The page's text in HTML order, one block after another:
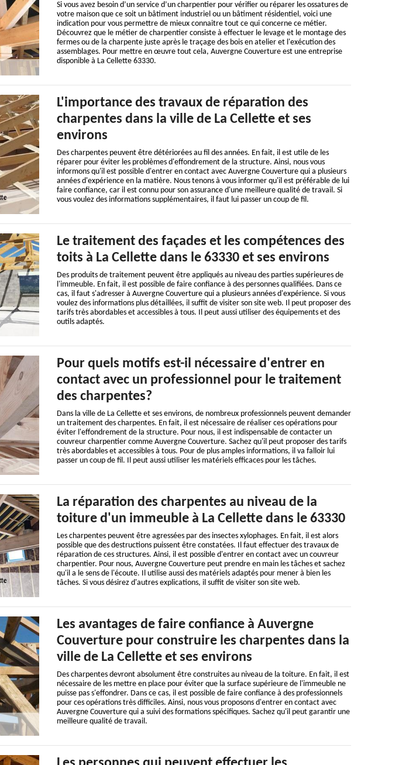
Si vous avez besoin d’un service d’un charpentier pour vérifier ou réparer les ossatures de
votre maison que ce soit un bâtiment industriel ou un bâtiment résidentiel, voici une
indication pour vous permettre de mieux connaitre tout ce qui concerne ce métier.
Découvrez que le métier de charpentier consiste à effectuer le levage et le montage des
fermes ou de la charpente juste après le traçage des bois en atelier et l'exécution des
assemblages. Pour mettre en œuvre tout cela, Auvergne Couverture est une entreprise
disponible à La Cellette 63330.
L'importance des travaux de réparation des
charpentes dans la ville de La Cellette et ses
environs
Des charpentes peuvent être détériorées au fil des années. En fait, il est utile de les
réparer pour éviter les problèmes d'effondrement de la structure. Ainsi, nous vous
informons qu'il est possible d'entrer en contact avec Auvergne Couverture qui a plusieurs
années d'expérience en la matière. Nous tenons à vous informer qu'il est préférable de lui
faire confiance, car il est connu pour son assurance d'une meilleure qualité de travail. Si
vous voulez des informations supplémentaires, il faut lui passer un coup de fil.
Le traitement des façades et les compétences des
toits à La Cellette dans le 63330 et ses environs
Des produits de traitement peuvent être appliqués au niveau des parties supérieures de
l'immeuble. En fait, il est possible de faire confiance à des personnes qualifiées. Dans ce
cas, il faut s'adresser à Auvergne Couverture qui a plusieurs années d'expérience. Si vous
voulez des informations plus détaillées, il suffit de visiter son site web. Il peut proposer des
tarifs très abordables et accessibles à tous. Il peut aussi utiliser des équipements et des
outils adaptés.
Pour quels motifs est-il nécessaire d'entrer en
contact avec un professionnel pour le traitement
des charpentes?
Dans la ville de La Cellette et ses environs, de nombreux professionnels peuvent demander
un traitement des charpentes. En fait, il est nécessaire de réaliser ces opérations pour
éviter l'effondrement de la structure. Pour nous, il est indispensable de contacter un
couvreur charpentier comme Auvergne Couverture. Sachez qu'il peut proposer des tarifs
très abordables et accessibles à tous. Pour de plus amples informations, il va falloir lui
passer un coup de fil. Il peut aussi utiliser les matériels efficaces pour les tâches.
La réparation des charpentes au niveau de la
toiture d'un immeuble à La Cellette dans le 63330
Les charpentes peuvent être agressées par des insectes xylophages. En fait, il est alors
possible que des destructions puissent être constatées. Il faut effectuer des travaux de
réparation de ces structures. Ainsi, il est possible d'entrer en contact avec un couvreur
charpentier. Pour nous, Auvergne Couverture peut prendre en main les tâches et sachez
qu'il a le sens de l'écoute. Il utilise aussi des matériels adaptés pour mener à bien les
tâches. Si vous désirez d'autres explications, il suffit de visiter son site web.
Les avantages de faire confiance à Auvergne
Couverture pour construire les charpentes dans la
ville de La Cellette et ses environs
Des charpentes devront absolument être construites au niveau de la toiture. En fait, il est
nécessaire de les mettre en place pour éviter que la surface supérieure de l'immeuble ne
puisse pas s'effondrer. Dans ce cas, il est possible de faire confiance à des professionnels
pour ces opérations très difficiles. Ainsi, nous vous proposons d'entrer en contact avec
Auvergne Couverture qui a suivi des formations spécifiques. Sachez qu'il peut garantir une
meilleure qualité de travail.